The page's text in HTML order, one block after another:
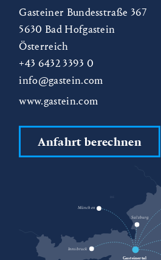
Gasteiner Bundesstraße 367
5630 Bad Hofgastein
Österreich
+43 6432 3393 0
info@gastein.com
www.gastein.com
Anfahrt berechnen
München
Innsbruck
Gasteinertal
Salzburg